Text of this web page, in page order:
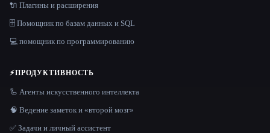
🔌 Плагины и расширения
🗄️ Помощник по базам данных и SQL
💻 помощник по программированию
⚡ПРОДУКТИВНОСТЬ
🦾 Агенты искусственного интеллекта
🧠 Ведение заметок и «второй мозг»
✅ Задачи и личный ассистент